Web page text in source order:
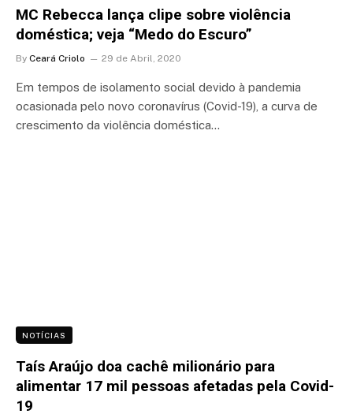
MC Rebecca lança clipe sobre violência
doméstica; veja “Medo do Escuro”
By Ceará Criolo 29 de Abril, 2020
Em tempos de isolamento social devido à pandemia
ocasionada pelo novo coronavírus (Covid-19), a curva de
crescimento da violência doméstica…
NOTÍCIAS
Taís Araújo doa cachê milionário para
alimentar 17 mil pessoas afetadas pela Covid-
19